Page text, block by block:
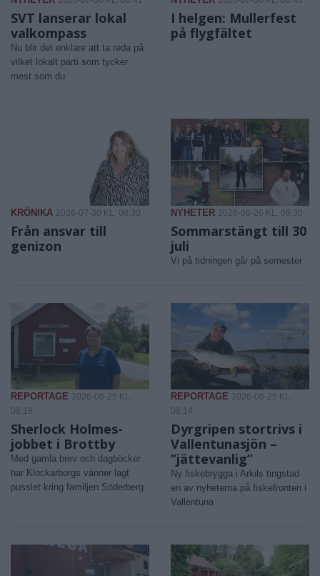
SVT lanserar lokal
valkompass
Nu blir det enklare att ta reda på
vilket lokalt parti som tycker
mest som du
I helgen: Mullerfest
på flygfältet
KRÖNIKA 2026-07-30 KL. 08:30
Från ansvar till
genizon
NYHETER 2026-06-26 KL. 09:30
Sommarstängt till 30
juli
Vi på tidningen går på semester
REPORTAGE 2026-06-25 KL.
08:18
Sherlock Holmes-
jobbet i Brottby
Med gamla brev och dagböcker
har Klockarborgs vänner lagt
pusslet kring familjen Söderberg
REPORTAGE 2026-06-25 KL.
08:14
Dyrgripen stortrivs i
Vallentunasjön –
”jättevanlig”
Ny fiskebrygga i Arkils tingstad
en av nyheterna på fiskefronten i
Vallentuna